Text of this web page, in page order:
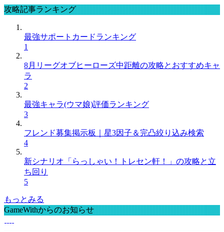
攻略記事ランキング
最強サポートカードランキング
1
8月リーグオブヒーローズ中距離の攻略とおすすめキャ
ラ
2
最強キャラ(ウマ娘)評価ランキング
3
フレンド募集掲示板｜星3因子＆完凸絞り込み検索
4
新シナリオ「らっしゃい！トレセン軒！」の攻略と立
ち回り
5
もっとみる
GameWithからのお知らせ